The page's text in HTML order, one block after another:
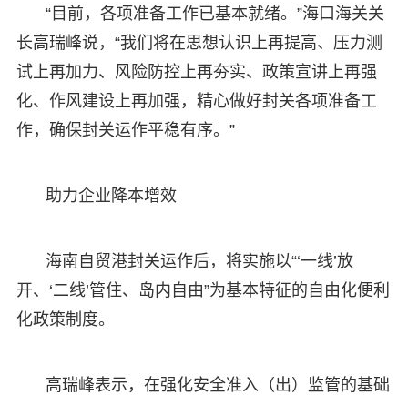
“目前，各项准备工作已基本就绪。”海口海关关
长高瑞峰说，“我们将在思想认识上再提高、压力测
试上再加力、风险防控上再夯实、政策宣讲上再强
化、作风建设上再加强，精心做好封关各项准备工
作，确保封关运作平稳有序。”
助力企业降本增效
海南自贸港封关运作后，将实施以“‘一线’放
开、‘二线’管住、岛内自由”为基本特征的自由化便利
化政策制度。
高瑞峰表示，在强化安全准入（出）监管的基础